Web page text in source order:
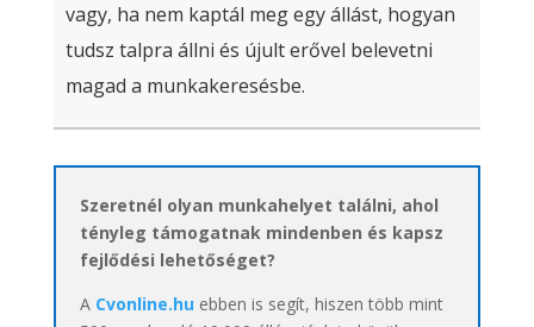
vagy, ha nem kaptál meg egy állást, hogyan
tudsz talpra állni és újult erővel belevetni
magad a munkakeresésbe.
Szeretnél olyan munkahelyet találni, ahol
tényleg támogatnak mindenben és kapsz
fejlődési lehetőséget?
A Cvonline.huebben is segít, hiszen több mint